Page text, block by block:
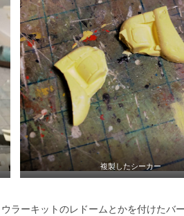
複製したシーカー
ラーキットのレドームとかを付けたバ